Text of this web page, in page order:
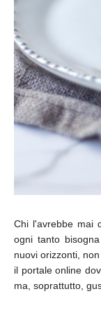
Chi l'avrebbe mai
ogni tanto
nuovi orizzonti,
il portale online
ma, soprattutto,